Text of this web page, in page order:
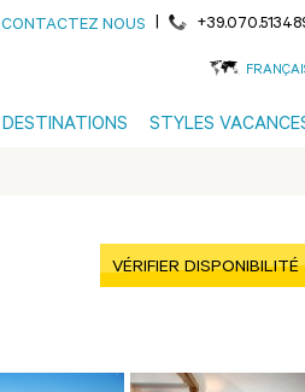
CONTACTEZ NOUS |
DESTINATIONS STYLES
VÉRIFIER DISPONIBILITÉ